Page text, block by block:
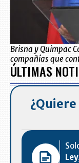
Brisna y Quimpac
compañías que
ÚLTIMAS